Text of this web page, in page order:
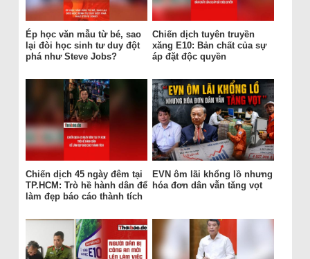
Ép học văn mẫu từ bé, sao
lại đòi học sinh tư duy đột
phá như Steve Jobs?
Chiến dịch tuyên truyền
xăng E10: Bản chất của sự
áp đặt độc quyền
Chiến dịch 45 ngày đêm tại
TP.HCM: Trò hề hành dân để
làm đẹp báo cáo thành tích
EVN ôm lãi khổng lồ nhưng
hóa đơn dân vẫn tăng vọt